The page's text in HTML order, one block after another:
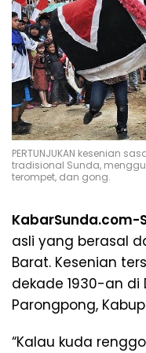
PERTUNJUKAN kesenian
tradisional Sunda,
terompet, dan gong.
KabarSunda.com-
asli yang berasal
Barat. Kesenian
dekade 1930-an di
Parongpong,
“Kalau kuda